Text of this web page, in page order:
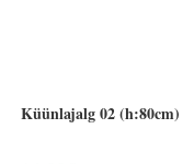
Küünlajalg 02 (h:80cm)